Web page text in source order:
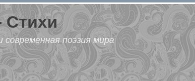
Стихи
современная поэзия мира